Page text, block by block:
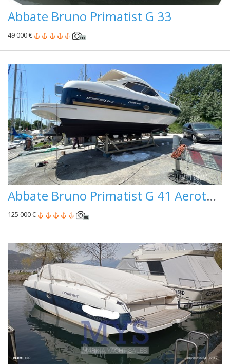
Abbate Bruno Primatist G 33
49 000 €
Abbate Bruno Primatist G 41 Aerotop Pininfarina
125 000 €